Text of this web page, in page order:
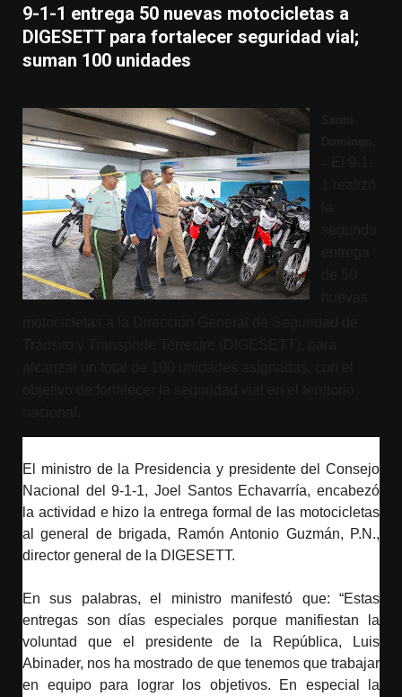
9-1-1 entrega 50 nuevas motocicletas a
DIGESETT para fortalecer seguridad vial;
suman 100 unidades
El ministro de la Presidencia y presidente del Consejo
Nacional del 9-1-1, Joel Santos Echavarría, encabezó
la actividad e hizo la entrega formal de las motocicletas
al general de brigada, Ramón Antonio Guzmán, P.N.,
director general de la DIGESETT.
En sus palabras, el ministro manifestó que: “Estas
entregas son días especiales porque manifiestan la
voluntad que el presidente de la República, Luis
Abinader, nos ha mostrado de que tenemos que trabajar
en equipo para lograr los objetivos. En especial la